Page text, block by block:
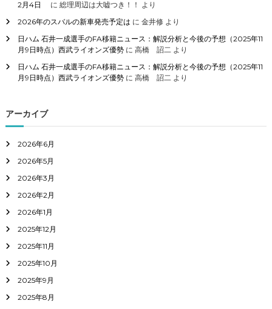
2月4日 に 総理周辺は大嘘つき！！ より
2026年のスバルの新車発売予定は に 金井修より
日ハム 石井一成選手のFA移籍ニュース：解説分析と今後の予想（2025年11
月9日時点）西武ライオンズ優勢に 高橋 詔二より
日ハム 石井一成選手のFA移籍ニュース：解説分析と今後の予想（2025年11
月9日時点）西武ライオンズ優勢に 高橋 詔二より
アーカイブ
2026年6月
2026年5月
2026年3月
2026年2月
2026年1月
2025年12月
2025年11月
2025年10月
2025年9月
2025年8月